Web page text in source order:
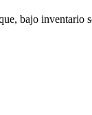
bajo inventario